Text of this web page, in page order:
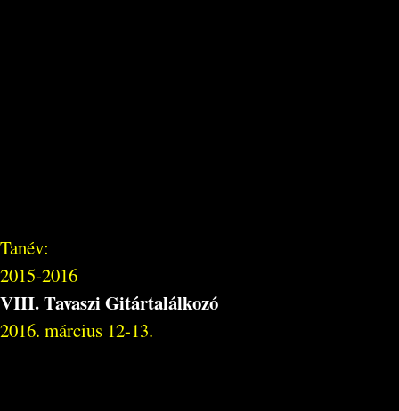
Tanév:
2015-2016
VIII. Tavaszi Gitártalálkozó
2016. március 12-13.